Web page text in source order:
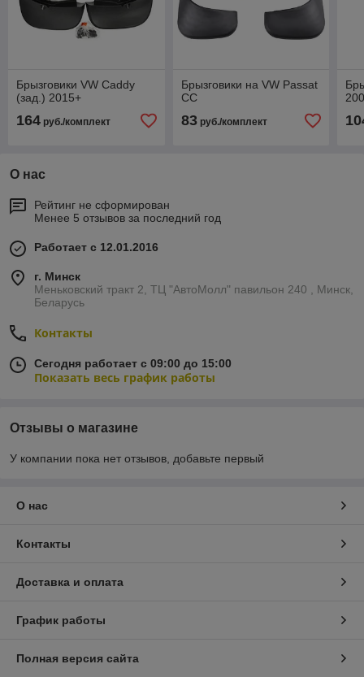
Брызговики VW Caddy
(зад.) 2015+
164 руб./комплект
Брызговики на VW Passat
СС
83руб./комплект
О нас
Рейтинг не сформирован
Менее 5 отзывов за последний год
Работает с 12.01.2016
г. Минск
Меньковский тракт 2, ТЦ "АвтоМолл" павильон 240 , Минск,
Беларусь
Контакты
Сегодня работает с 09:00 до 15:00
Показать весь график работы
Отзывы о магазине
У компании пока нет отзывов, добавьте первый
О нас
Контакты
Доставка и оплата
График работы
Полная версия сайта